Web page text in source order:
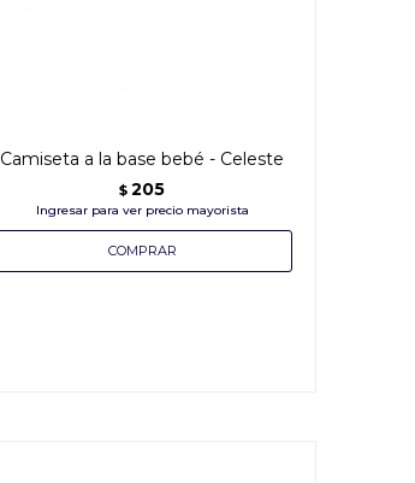
Camiseta a la base bebé - Celeste
$ 205